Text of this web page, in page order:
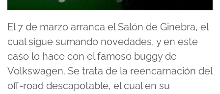
El7 de marzo arranca el Salón de Ginebra, el
cual sigue sumando novedades, y en este
caso lo hace con el famoso buggyde
Volkswagen. Se trata de la reencarnación del
off-road descapotable, el cual en su